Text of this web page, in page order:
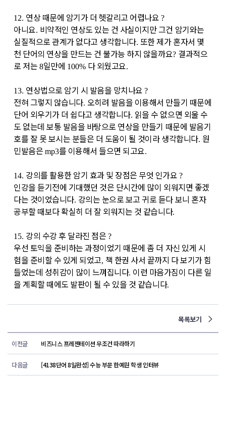
12. 연상 때문에 암기가 더 헷갈리고 어렵나요 ?
아니요. 비약적인 연상도 있는 건 사실이지만 그건 암기와는
실질적으로 관계가 없다고 생각합니다. 또한 제가 혼자서 몇
천 단어의 연상을 만드는 건 불가능 하지 않을까요? 결과적으
로 저는 8일만에 100% 다 외웠고요.
13. 연상법으로 암기 시 발음을 망치나요?
전혀 그렇지 않습니다. 오히려 발음을 이용해서 만들기 때문에
단어 외우기가 더 쉽다고 생각합니다. 읽을 수 없으면 외울 수
도 없는데 보통 발음을 바탕으로 연상을 만들기 때문에 발음기
호를 잘 못 보시는 분들은 더 도움이 될 것이라 생각합니다. 원
민발음은 mp3를 이용해서 들으면 되고요.
14. 강의를 활용한 암기 효과 및 장점은 무엇 인가요?
인강을 듣기전에 기대했던 것은 단시간에 많이 외워지면 좋겠
다는 것이었습니다. 강의는 눈으로 보고 귀로 듣다 보니 혼자
공부할 때보다 확실히 더 잘 외워지는 것 같습니다.
15. 강의 수강 후 달라진 점은 ?
우선 토익을 준비하는 과정이었기 때문에 좀 더 자신 있게 시
험을 준비할 수 있게 되었고, 책 한권 사서 끝까지 다 보기가 힘
들었는데 성취감이 많이 느껴집니다. 이런 마음가짐이 다른 일
을 계획할 때에도 발판이 될 수 있을 것 같습니다.
목록보기
이전글 비즈니스 프레젠테이션 무조건 따라하기
다음글 [4138단어 8일완성] 수능 부문 한예원 학생 인터뷰